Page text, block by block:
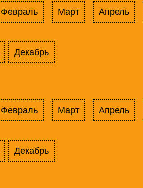
Февраль Март Апрель
Декабрь
Февраль Март Апрель
Декабрь